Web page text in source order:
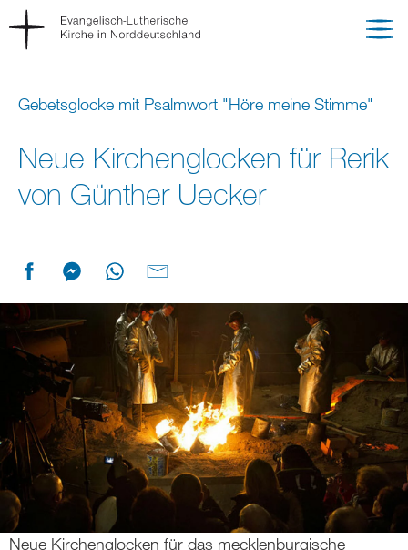
Gebetsglocke mit Psalmwort "Höre meine Stimme"
Neue Kirchenglocken für Rerik
von Günther Uecker
Neue Kirchenglocken für das mecklenburgische